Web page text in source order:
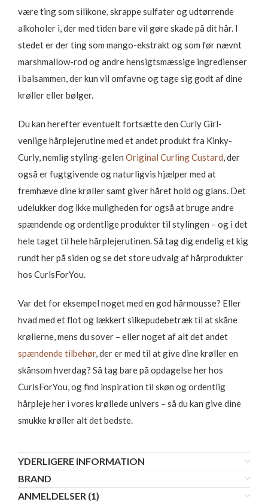
være ting som silikone, skrappe sulfater og udtørrende
alkoholer i, der med tiden bare vil gøre skade på dit hår. I
stedet er der ting som mango-ekstrakt og som før nævnt
marshmallow-rod og andre hensigtsmæssige ingredienser
i balsammen, der kun vil omfavne og tage sig godt af dine
krøller eller bølger.
Du kan herefter eventuelt fortsætte den Curly Girl-
venlige hårplejerutine med et andet produkt fra Kinky-
Curly, nemlig styling-gelen Original Curling Custard , der
også er fugtgivende og naturligvis hjælper med at
fremhæve dine krøller samt giver håret hold og glans. Det
udelukker dog ikke muligheden for også at bruge andre
spændende og ordentlige produkter til stylingen – og i det
hele taget til hele hårplejerutinen. Så tag dig endelig et kig
rundt her på siden og se det store udvalg af hårprodukter
hos CurlsForYou.
Var det for eksempel noget med en god hårmousse? Eller
hvad med et flot og lækkert silkepudebetræk til at skåne
krøllerne, mens du sover – eller noget af alt det andet
spændende tilbehør, der er med til at give dine krøller en
skånsom hverdag? Så tag bare på opdagelse her hos
CurlsForYou, og find inspiration til skøn og ordentlig
hårpleje her i vores krøllede univers – så du kan give dine
smukke krøller alt det bedste.
YDERLIGERE INFORMATION
BRAND
ANMELDELSER (1)